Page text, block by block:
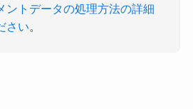
ントデータの処理方法の詳細
さい。